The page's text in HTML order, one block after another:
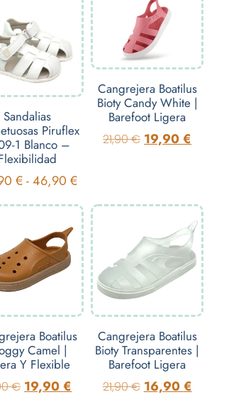
Sandalias
Piruflex
1 Blanco –
€ - 46,90 €
Cangrejera Boatilus
Bioty Candy White |
Barefoot Ligera
21,90€ 19,90€
Boatilus
Camel |
Y Flexible
€ 19,90€
Cangrejera Boatilus
Bioty Transparentes |
Barefoot Ligera
21,90€ 16,90€